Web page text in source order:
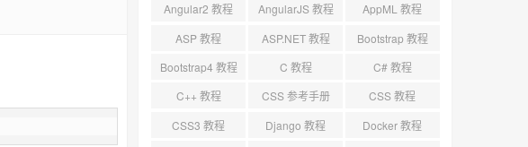
Angular2 教程
AngularJS 教程
AppML 教程
ASP 教程
ASP.NET 教程
Bootstrap 教程
Bootstrap4 教程
C 教程
C# 教程
C++ 教程
CSS 参考手册
CSS 教程
CSS3 教程
Django 教程
Docker 教程